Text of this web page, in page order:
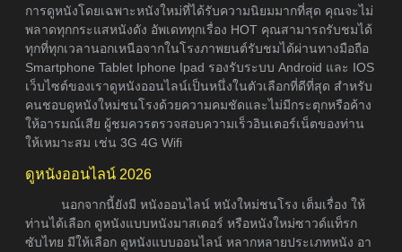
การดูหนังโดยเฉพาะหนังใหม่ที่ได้รับความนิยมมากที่สุด คุณจะไม่
พลาดทุกกระแสหนังดัง อัพเดททุกเรื่อง HOT คุณสามารถรับชมได้
ทุกที่ทุกเวลานอกเหนือจากในโรงภาพยนต์รับชมได้ผ่านทางมือถือ
Smartphone Tablet Iphone Ipad รองรับระบบ Android และ IOS
เว็บไซต์ของเราดูหนังออนไลน์เป็นหนึ่งในตัวเลือกที่ดีที่สุด สำหรับ
คนชอบดูหนังใหม่ชนโรงด้วยความคมชัดและไม่มีกระตุกหรือค้าง
ให้อารมณ์เสีย ผู้ชมควรตรวจสอบความเร็วอินเตอร์เน็ตของท่าน
ให้เหมาะสม เช่น 3G 4G Wifi
ดูหนังออนไลน์ 2026
นอกจากนี้ยังมี หนังออนไลน์ หนังใหม่ชนโรง เต็มเรื่อง ให้
ท่านได้เลือก ดูหนังแบบหนังมาสเตอร์ หรือหนังใหม่ซาวด์แท็รก
ซับไทย มีให้เลือก ดูหนังแบบออนไลน์ หลากหลายประเภทหนัง อา